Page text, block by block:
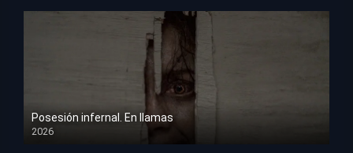
Posesión infernal. En llamas
2026
HD 1080p